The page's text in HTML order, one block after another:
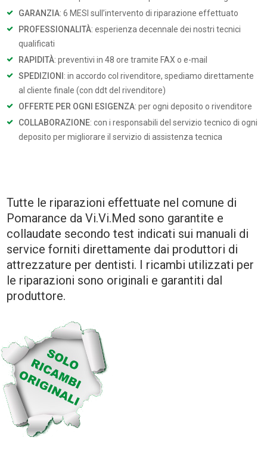
GARANZIA: 6 MESI sull’intervento di riparazione effettuato
PROFESSIONALITÀ: esperienza decennale dei nostri tecnici
qualificati
RAPIDITÀ: preventivi in 48 ore tramite FAX o e-mail
SPEDIZIONI : in accordo col rivenditore, spediamo direttamente
al cliente finale (con ddt del rivenditore)
OFFERTE PER OGNI ESIGENZA: per ogni deposito o rivenditore
COLLABORAZIONE: con i responsabili del servizio tecnico di ogni
deposito per migliorare il servizio di assistenza tecnica
Tutte le riparazioni effettuate nel comune di
Pomarance da Vi.Vi.Med sono garantite e
collaudate secondo test indicati sui manuali di
service forniti direttamente dai produttori di
attrezzature per dentisti. I ricambi utilizzati per
le riparazioni sono originali e garantiti dal
produttore.